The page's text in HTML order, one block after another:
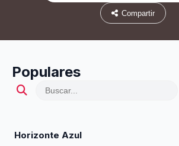
Compartir
Populares
Horizonte Azul